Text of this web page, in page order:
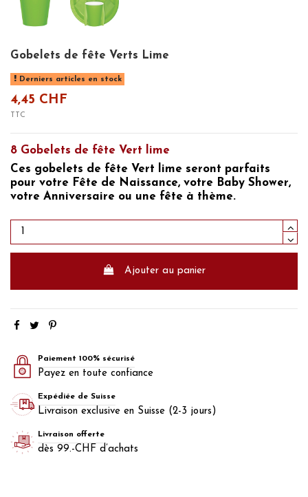
Gobelets de fête Verts Lime
Derniers articles en stock
4,45 CHF
TTC
8 Gobelets de fête Vert lime
Ces gobelets de fête Vert lime seront parfaits
pour votre Fête de Naissance, votre Baby Shower,
votre Anniversaire ou une fête à thème.
Ajouter au panier
Paiement 100% sécurisé
Payez en toute confiance
Expédiée de Suisse
Livraison exclusive en Suisse (2-3 jours)
Livraison offerte
dès 99.-CHF d’achats